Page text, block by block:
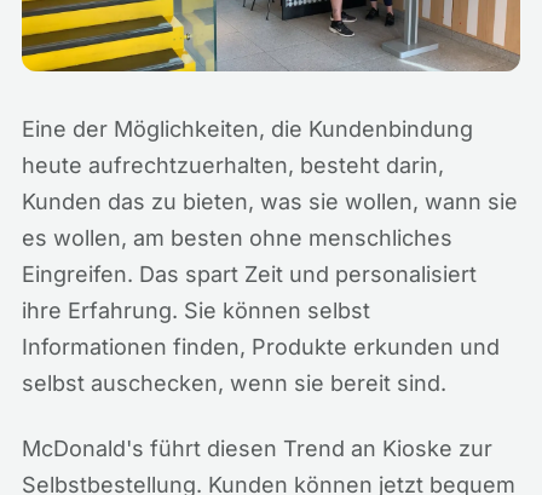
Eine der Möglichkeiten, die Kundenbindung
heute aufrechtzuerhalten, besteht darin,
Kunden das zu bieten, was sie wollen, wann sie
es wollen, am besten ohne menschliches
Eingreifen. Das spart Zeit und personalisiert
ihre Erfahrung. Sie können selbst
Informationen finden, Produkte erkunden und
selbst auschecken, wenn sie bereit sind.
McDonald's führt diesen Trend an Kioske zur
Selbstbestellung. Kunden können jetzt bequem